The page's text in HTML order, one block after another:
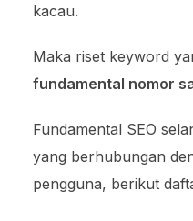
kacau.
Maka riset keyword
fundamental nomor
Fundamental SEO
yang berhubungan
pengguna, berikut